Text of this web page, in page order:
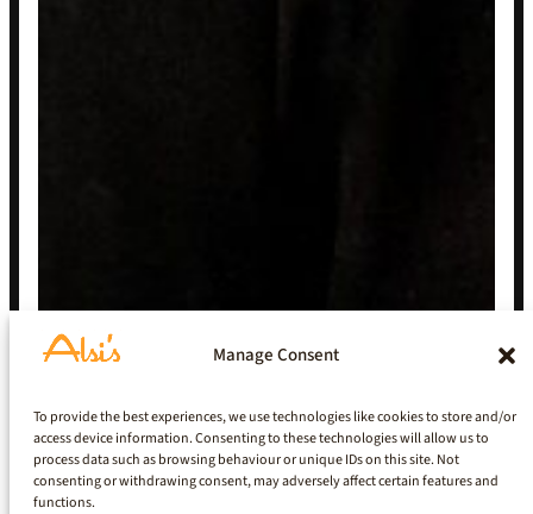
Manage Consent
To provide the best experiences, we use technologies like cookies to store and/or
access device information. Consenting to these technologies will allow us to
process data such as browsing behaviour or unique IDs on this site. Not
consenting or withdrawing consent, may adversely affect certain features and
functions.